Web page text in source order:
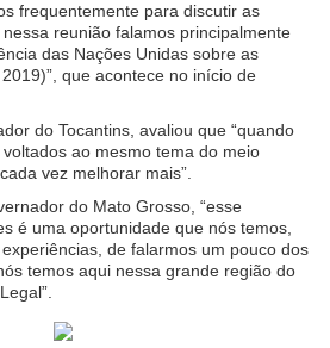
frequentemente para discutir as
reunião falamos principalmente
das Nações Unidas sobre as
que acontece no início de
do Tocantins, avaliou que “quando
ao mesmo tema do meio
vez melhorar mais”.
do Mato Grosso, “esse
é uma oportunidade que nós temos,
de falarmos um pouco dos
temos aqui nessa grande região do